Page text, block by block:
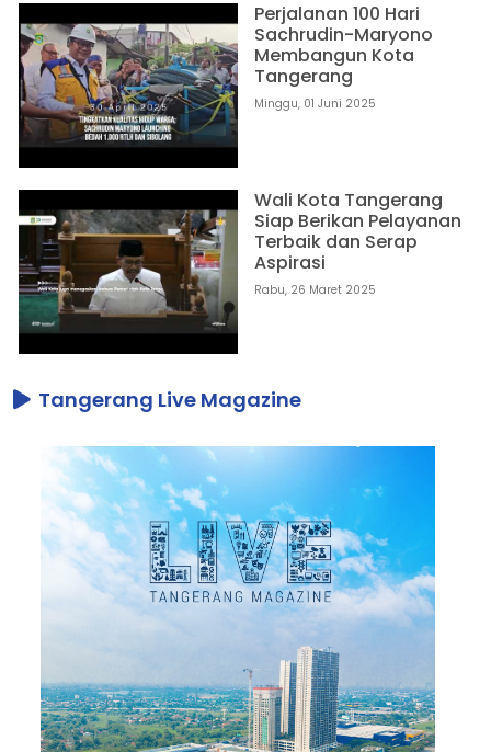
Perjalanan 100 Hari
Sachrudin-Maryono
Membangun Kota
Tangerang
Minggu, 01 Juni 2025
Wali Kota Tangerang
Siap Berikan Pelayanan
Terbaik dan Serap
Aspirasi
Rabu, 26 Maret 2025
Tangerang Live Magazine